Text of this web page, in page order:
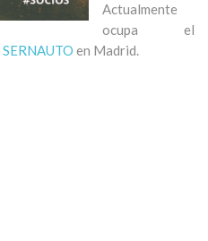
Actualmente
ocupa el
SERNAUTO en Madrid.